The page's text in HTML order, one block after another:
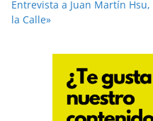
Entrevista a Juan Martín
la Calle»